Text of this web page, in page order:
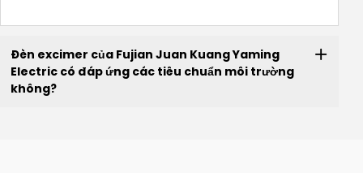
Đèn excimer của Fujian Juan Kuang Yaming
Electric có đáp ứng các tiêu chuẩn môi trường
không?